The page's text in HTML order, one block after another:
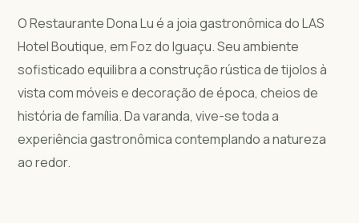
O Restaurante Dona Lu é a joia gastronômica do LAS
Hotel Boutique, em Foz do Iguaçu. Seu ambiente
sofisticado equilibra a construção rústica de tijolos à
vista com móveis e decoração de época, cheios de
história de família. Da varanda, vive-se toda a
experiência gastronômica contemplando a natureza
ao redor.